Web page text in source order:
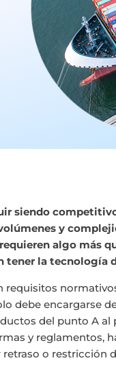
siendo
y
algo más
tener la tecnología
requisitos
debe encargarse
del punto A
y reglamentos,
o restricción